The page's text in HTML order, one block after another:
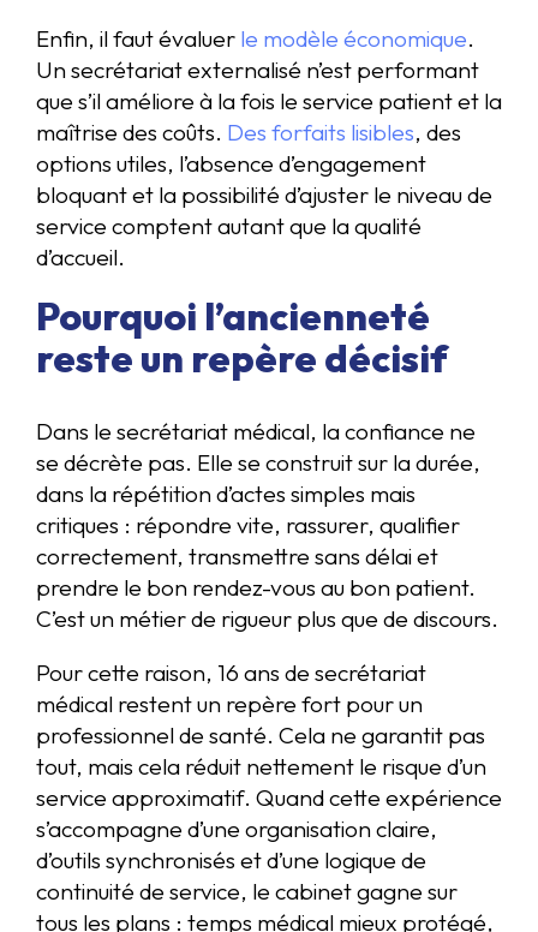
Enfin, il faut évaluer le modèle économique.
Un secrétariat externalisé n’est performant
que s’il améliore à la fois le service patient et la
maîtrise des coûts. Des forfaits lisibles, des
options utiles, l’absence d’engagement
bloquant et la possibilité d’ajuster le niveau de
service comptent autant que la qualité
d’accueil.
Pourquoi l’ancienneté
reste un repère décisif
Dans le secrétariat médical, la confiance ne
se décrète pas. Elle se construit sur la durée,
dans la répétition d’actes simples mais
critiques : répondre vite, rassurer, qualifier
correctement, transmettre sans délai et
prendre le bon rendez-vous au bon patient.
C’est un métier de rigueur plus que de discours.
Pour cette raison, 16 ans de secrétariat
médical restent un repère fort pour un
professionnel de santé. Cela ne garantit pas
tout, mais cela réduit nettement le risque d’un
service approximatif. Quand cette expérience
s’accompagne d’une organisation claire,
d’outils synchronisés et d’une logique de
continuité de service, le cabinet gagne sur
tous les plans : temps médical mieux protégé,